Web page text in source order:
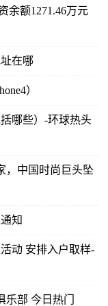
余额1271.46万元
在哪
）
哪些）-环球热头
，中国时尚巨头坠
知
动 安排入户取样-
部 今日热门